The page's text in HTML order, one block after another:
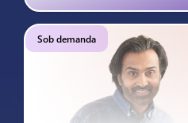
Sob demanda